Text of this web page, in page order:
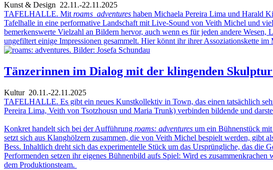
Kunst & Design 22.11.-22.11.2025
TAFELHALLE. Mitroams_adventures haben Michaela Pereira Lima und Harald
Tafelhalle in eine performative Landschaft mit Live-Sound von Veith Michel und
bemerkenswerte Vielzahl an Bildern hervor, auch wenn es für jeden andere
ungefiltert einige Impressionen gesammelt. Hier könnt ihr ihrer Assoziationskette
Tänzerinnen im Dialog mit der klingenden
Kultur20.11.-22.11.2025
TAFELHALLE. Es gibt ein neues Kunstkollektiv in Town, das einen tatsächlich
Pereira Lima, Veith von Tsotzhousn und Maria Trunk) verbinden bildende und
Konkret handelt sich bei der Aufführung roams: adventures um ein Bühnenstück
setzt sich aus Klanghölzern zusammen, die von Veith Michel bespielt werden, gibt
Bess. Inhaltlich dreht sich das experimentelle Stück um das Ursprüngliche, das
Performenden setzen ihr eigenes Bühnenbild aufs Spiel: Wird es
dem Produktionsteam.